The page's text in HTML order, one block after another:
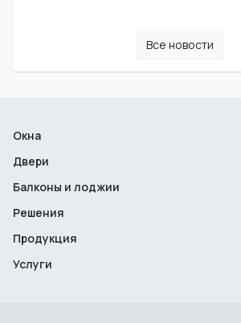
Все новости
Окна
Двери
Балконы и лоджии
Решения
Продукция
Услуги